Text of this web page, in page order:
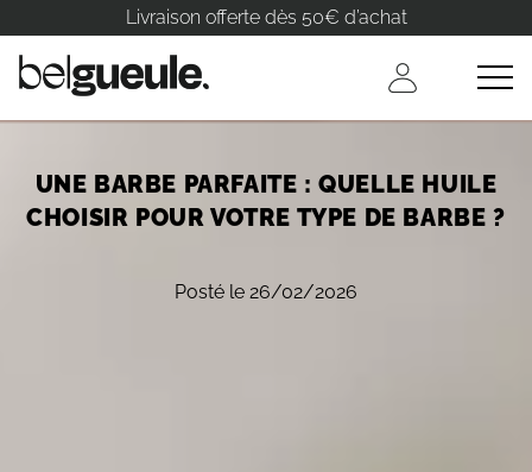
Livraison offerte dès 50€ d’achat
UNE BARBE PARFAITE : QUELLE HUILE
CHOISIR POUR VOTRE TYPE DE BARBE ?
Posté le 26/02/2026